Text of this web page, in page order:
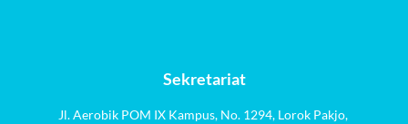
Sekretariat
Jl. Aerobik POM IX Kampus, No. 1294, Lorok Pakjo,